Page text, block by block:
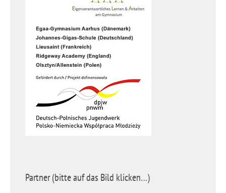
Partner (bitte auf das Bild klicken…)